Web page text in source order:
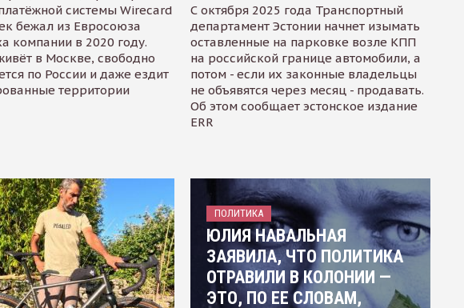
системы Wirecard
бежал из Евросоюза
компании в 2020 году.
в Москве, свободно
по России и даже ездит
территории
С октября 2025 года Транспортный
департамент Эстонии начнет изымать
оставленные на парковке возле КПП
на российской границе автомобили, а
потом - если их законные владельцы
не объявятся через месяц - продавать.
Об этом сообщает эстонское издание
ERR
ПОЛИТИКА
ЮЛИЯ НАВАЛЬНАЯ
ЗАЯВИЛА, ЧТО ПОЛИТИКА
ОТРАВИЛИ В КОЛОНИИ —
ЭТО, ПО ЕЕ СЛОВАМ,